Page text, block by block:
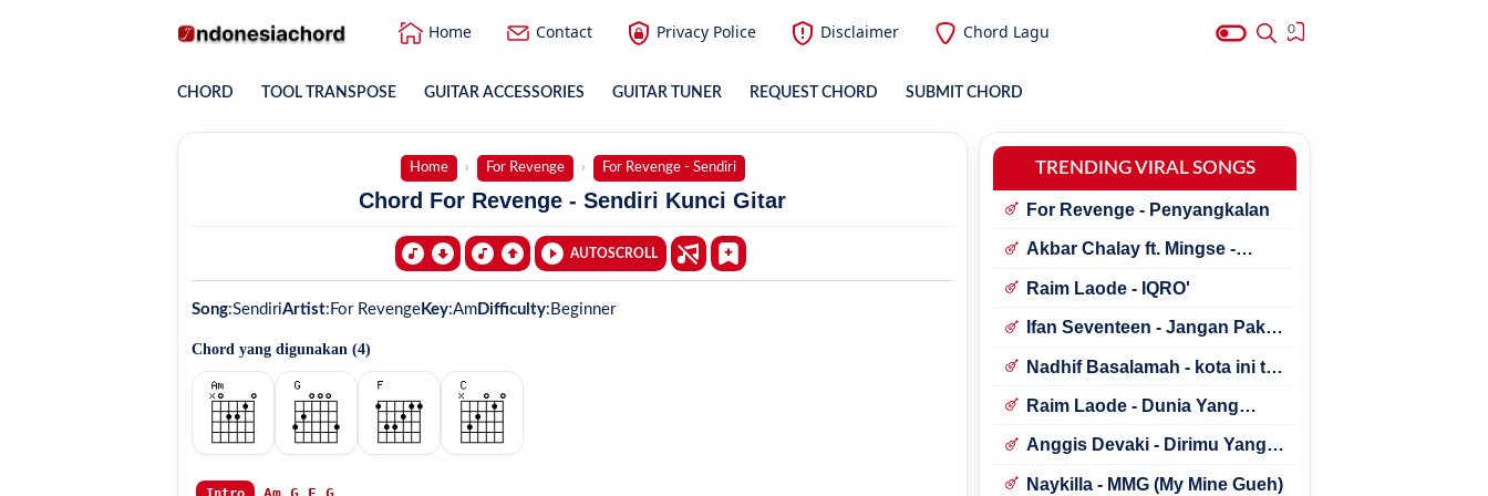
Home Contact Privacy Police Disclaimer Chord Lagu 0
CHORD TOOL TRANSPOSE GUITAR ACCESSORIES GUITAR TUNER REQUEST CHORD SUBMIT CHORD
Home For Revenge For Revenge - Sendiri
Chord For Revenge - Sendiri Kunci Gitar
AUTOSCROLL
Song:SendiriArtist: For Revenge Key:Am Difficulty: Beginner
Chord yang digunakan (4)
TRENDING VIRAL SONGS
For Revenge - Penyangkalan
Akbar Chalay ft. Mingse -
Raim Laode - IQRO'
Ifan Seventeen - Jangan Paksa
Nadhif Basalamah - kota ini tak
Raim Laode - Dunia Yang
Anggis Devaki - Dirimu Yang
Naykilla - MMG (My Mine Gueh)